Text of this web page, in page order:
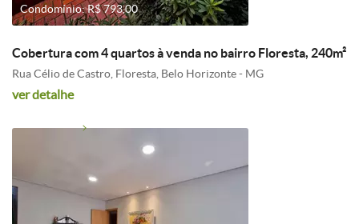
Condomínio: R$ 793,00
Cobertura com 4 quartos à venda no bairro Floresta, 240m²
Rua Célio de Castro, Floresta, Belo Horizonte - MG
ver detalhe